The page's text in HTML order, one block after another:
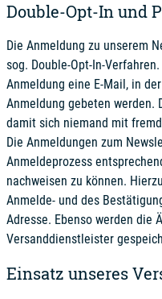
Double-Opt-In und
Die Anmeldung zu unserem
sog. Double-Opt-In-
Anmeldung eine E-Mail, in
Anmeldung gebeten werden.
damit sich niemand mit
Die Anmeldungen zum
Anmeldeprozess
nachweisen zu können.
Anmelde- und des
Adresse. Ebenso werden die
Versanddienstleister
Einsatz unseres